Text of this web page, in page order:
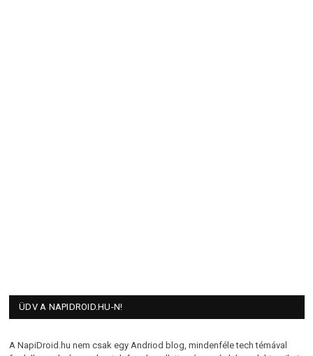
ÜDV A NAPIDROID.HU-N!
A NapiDroid.hu nem csak egy Andriod blog, mindenféle tech témával